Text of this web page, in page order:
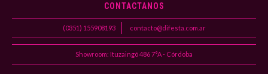
CONTACTANOS
(0351) 155908193 contacto@difesta.com.ar
Showroom: Ituzaingó 486 7°A - Córdoba